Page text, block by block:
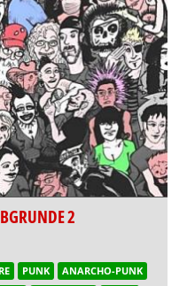
2
PUNK
ANARCHO-PUNK